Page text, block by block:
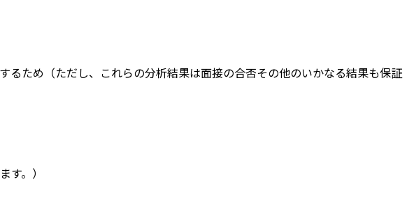
ため（ただし、これらの分析結果は面接の合否その他のいかなる結果も保証
す。）